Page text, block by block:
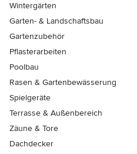
Wintergärten
Garten- & Landschaftsbau
Gartenzubehör
Pflasterarbeiten
Poolbau
Rasen & Gartenbewässerung
Spielgeräte
Terrasse & Außenbereich
Zäune & Tore
Dachdecker